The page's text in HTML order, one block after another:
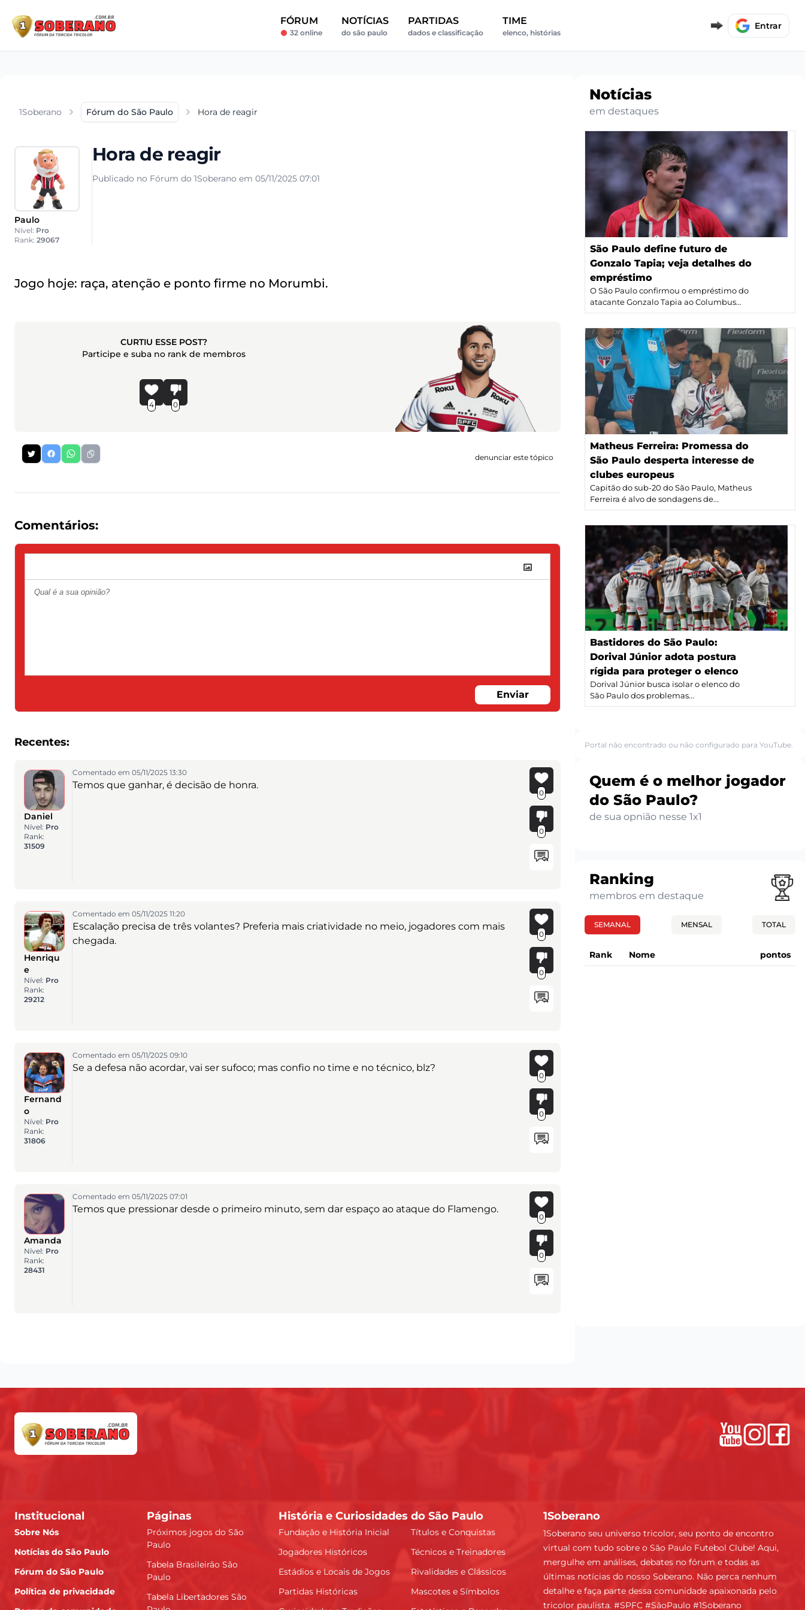
FÓRUM
32 online
NOTÍCIAS
do são paulo
PARTIDAS
dados e classificação
TIME
elenco, histórias
Entrar
1Soberano Fórum do São Paulo Hora de reagir
Paulo
Nível: Pro
Rank: 29067
Hora de reagir
Publicado no Fórum do 1Soberano em 05/11/2025 07:01
Jogo hoje: raça, atenção e ponto firme no Morumbi.
CURTIU ESSE POST?
Participe e suba no rank de membros
4 0
denunciar este tópico
Comentários:
Enviar
Recentes:
Daniel
Nível: Pro
Rank:
31509
Comentado em 05/11/2025 13:30
Temos que ganhar, é decisão de honra.
0
0
Henriqu
e
Nível: Pro
Rank:
29212
Comentado em 05/11/2025 11:20
Escalação precisa de três volantes? Preferia mais criatividade no meio, jogadores com mais
chegada.
0
0
Fernand
o
Nível: Pro
Rank:
31806
Comentado em 05/11/2025 09:10
Se a defesa não acordar, vai ser sufoco; mas confio no time e no técnico, blz?
0
0
Amanda
Nível: Pro
Rank:
28431
Comentado em 05/11/2025 07:01
Temos que pressionar desde o primeiro minuto, sem dar espaço ao ataque do Flamengo.
0
0
Notícias
em destaques
São Paulo define futuro de
Gonzalo Tapia; veja detalhes do
empréstimo
O São Paulo confirmou o empréstimo do
atacante Gonzalo Tapia ao Columbus...
Matheus Ferreira: Promessa do
São Paulo desperta interesse de
clubes europeus
Capitão do sub-20 do São Paulo, Matheus
Ferreira é alvo de sondagens de...
Bastidores do São Paulo:
Dorival Júnior adota postura
rígida para proteger o elenco
Dorival Júnior busca isolar o elenco do
São Paulo dos problemas...
Portal não encontrado ou não configurado para YouTube.
Quem é o melhor jogador
do São Paulo?
de sua opnião nesse 1x1
Ranking
membros em destaque
SEMANAL MENSAL TOTAL
Rank Nome pontos
Institucional
Sobre Nós
Notícias do São Paulo
Fórum do São Paulo
Política de privacidade
Páginas
Próximos jogos do São
Paulo
Tabela Brasileirão São
Paulo
Tabela Libertadores São
História e Curiosidades do São Paulo
Fundação e História Inicial
Títulos e Conquistas
Jogadores Históricos
Técnicos e Treinadores
Estádios e Locais de Jogos
Rivalidades e Clássicos
Partidas Históricas
Mascotes e Símbolos
1Soberano
1Soberano seu universo tricolor, seu ponto de encontro
virtual com tudo sobre o São Paulo Futebol Clube! Aqui,
mergulhe em análises, debates no fórum e todas as
últimas notícias do nosso Soberano. Não perca nenhum
detalhe e faça parte dessa comunidade apaixonada pelo
tricolor paulista. #SPFC #SãoPaulo #1Soberano